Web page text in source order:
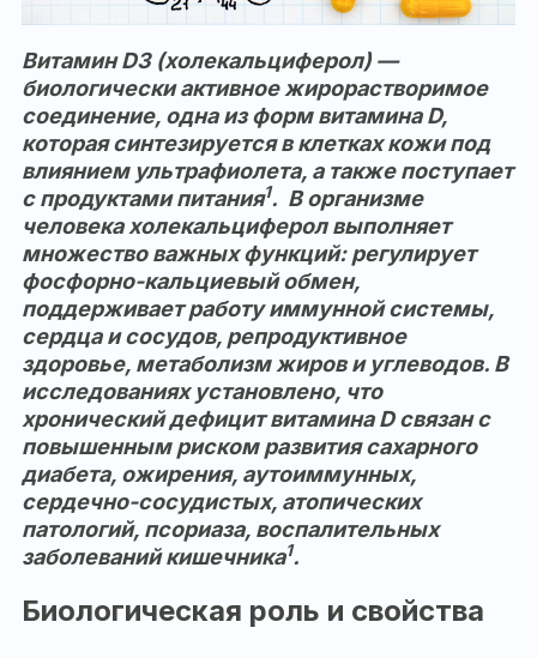
Витамин D3 (холекальциферол) —
биологически активное жирорастворимое
соединение, одна из форм витамина D,
которая синтезируется в клетках кожи под
влиянием ультрафиолета, а также поступает
с продуктами питания1. В организме
человека холекальциферол выполняет
множество важных функций: регулирует
фосфорно-кальциевый обмен,
поддерживает работу иммунной системы,
сердца и сосудов, репродуктивное
здоровье, метаболизм жиров и углеводов. В
исследованиях установлено, что
хронический дефицит витамина D связан с
повышенным риском развития сахарного
диабета, ожирения, аутоиммунных,
сердечно-сосудистых, атопических
патологий, псориаза, воспалительных
заболеваний кишечника1.
Биологическая роль и свойства